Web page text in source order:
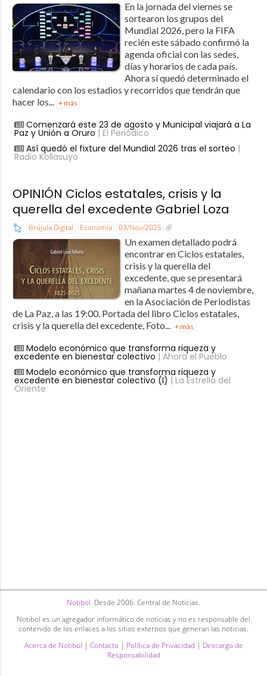
En la jornada del viernes se
sortearon los grupos del
Mundial 2026, pero la FIFA
recién este sábado confirmó la
agenda oficial con las sedes,
días y horarios de cada país.
Ahora sí quedó determinado el
calendario con los estadios y recorridos que tendrán que
hacer los... + más
Comenzará este 23 de agosto y Municipal viajará a La
Paz y Unión a Oruro | El Periódico
Así quedó el fixture del Mundial 2026 tras el sorteo |
Radio Kollasuyo
OPINIÓN Ciclos estatales, crisis y la
querella del excedente Gabriel Loza
Brújula Digital Economía 03/Nov/2025
Un examen detallado podrá
encontrar en Ciclos estatales,
crisis y la querella del
excedente, que se presentará
mañana martes 4 de noviembre,
en la Asociación de Periodistas
de La Paz, a las 19:00. Portada del libro Ciclos estatales,
crisis y la querella del excedente, Foto... + más
Modelo económico que transforma riqueza y
excedente en bienestar colectivo | Ahora el Pueblo
Modelo económico que transforma riqueza y
excedente en bienestar colectivo (I) | La Estrella del
Oriente
Notibol. Desde 2006. Central de Noticias.
Notibol es un agregador informático de noticias y no es responsable del
contenido de los enlaces a los sitios externos que generan las noticias.
Acerca de Notibol | Contacto| Política de Privacidad | Descargo de
Responsabilidad